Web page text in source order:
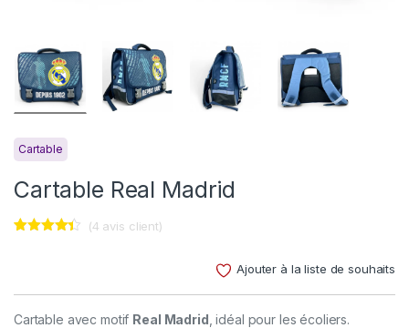
Cartable
Cartable Real Madrid
notations
(4 avis client)
Ajouter à la liste de souhaits
Cartable avec motif Real Madrid , idéal pour les écoliers.